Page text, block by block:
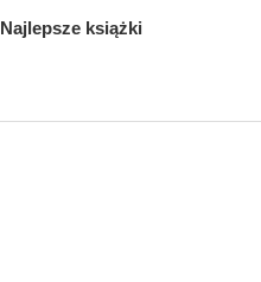
Najlepsze książki